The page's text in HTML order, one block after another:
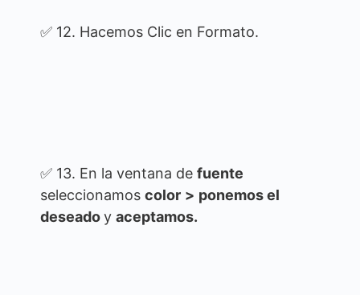
✅ 12. Hacemos Clic en Formato.
✅ 13. En la ventana de fuente
seleccionamos color > ponemos el
deseadoy aceptamos.